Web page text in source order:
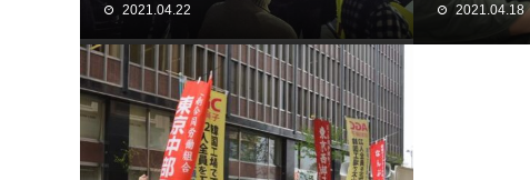
2021.04.22 2021.04.18